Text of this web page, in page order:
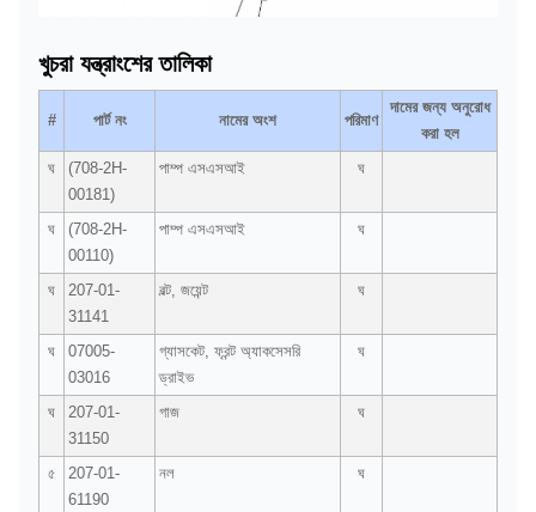
খুচরা যন্ত্রাংশের তালিকা
# পার্ট নং নামের অংশ পরিমাণ
দামের জন্য অনুরোধ
করা হল
ঘ
(708-2H-
00181)
পাম্প এসএসআই ঘ
ঘ
(708-2H-
00110)
পাম্প এসএসআই ঘ
ঘ
207-01-
31141
বল্ট, জয়েন্ট ঘ
ঘ
07005-
03016
গ্যাসকেট, ফ্রন্ট অ্যাকসেসরি
ড্রাইভ
ঘ
ঘ
207-01-
31150
গাজ ঘ
৫
207-01-
61190
নল ঘ